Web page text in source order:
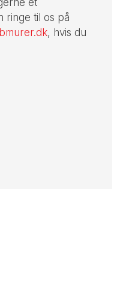
ringe til os på
, hvis du